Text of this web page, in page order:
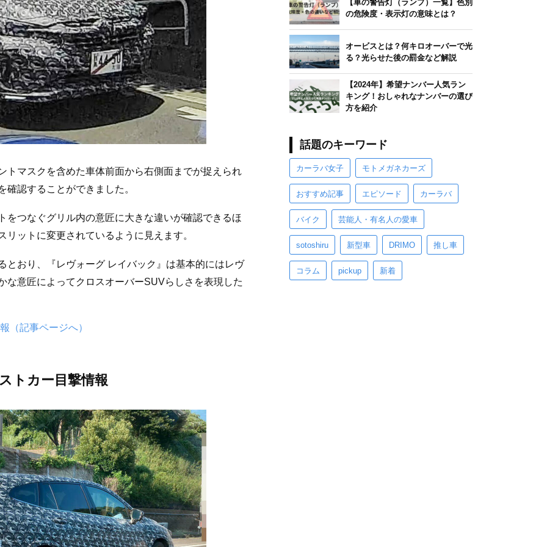
トマスクを含めた車体前面から右側面までが捉えられ
認することができました。
をつなぐグリル内の意匠に大きな違いが確認できるほ
ットに変更されているように見えます。
とおり、『レヴォーグ レイバック』は基本的にはレヴ
な意匠によってクロスオーバーSUVらしさを表現した
（記事ページへ）
トカー目撃情報
【車の警告灯（ランプ）一覧】色別
の危険度・表示灯の意味とは？
オービスとは？何キロオーバーで光
る？光らせた後の罰金など解説
【2024年】希望ナンバー人気ラン
キング！おしゃれなナンバーの選び
方を紹介
話題のキーワード
カーラバ女子 モトメガネカーズ
おすすめ記事 エピソード カーラバ
バイク 芸能人・有名人の愛車
sotoshiru 新型車 DRIMO 推し車
コラム pickup 新着